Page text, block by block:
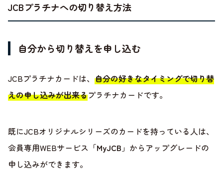
JCBプラチナへの切り替え方法
自分から切り替えを申し込む
JCBプラチナカードは、 自分の好きなタイミングで切り替
えの申し込みが出来るプラチナカードです。
既にJCBオリジナルシリーズのカードを持っている人は、
会員専用WEBサービス「MyJCB 」からアップグレードの
申し込みができます。